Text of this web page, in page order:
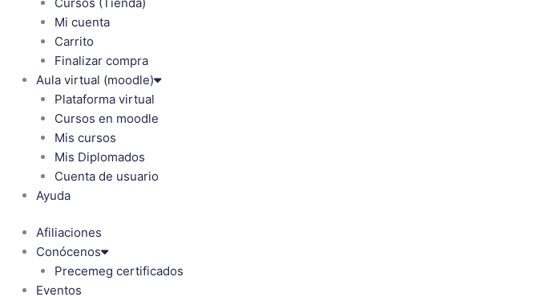
Mi cuenta
Carrito
Finalizar compra
Aula virtual (moodle)
Plataforma virtual
Cursos en moodle
Mis cursos
Mis Diplomados
Cuenta de usuario
Ayuda
Afiliaciones
Conócenos
Precemeg certificados
Eventos